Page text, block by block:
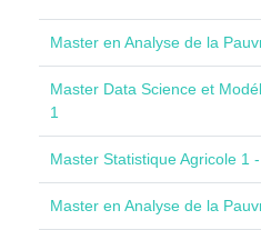
Master en Analyse de la
Master Data Science et
1
Master Statistique Agricole 1
Master en Analyse de la